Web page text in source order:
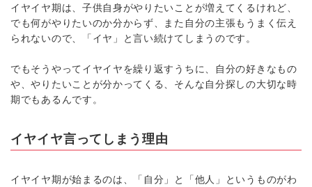
イヤイヤ期は、子供自身がやりたいことが増えてくるけれど、
でも何がやりたいのか分からず、また自分の主張もうまく伝え
られないので、「イヤ」と言い続けてしまうのです。
でもそうやってイヤイヤを繰り返すうちに、自分の好きなもの
や、やりたいことが分かってくる、そんな自分探しの大切な時
期でもあるんです。
イヤイヤ言ってしまう理由
イヤイヤ期が始まるのは、「自分」と「他人」というものがわ